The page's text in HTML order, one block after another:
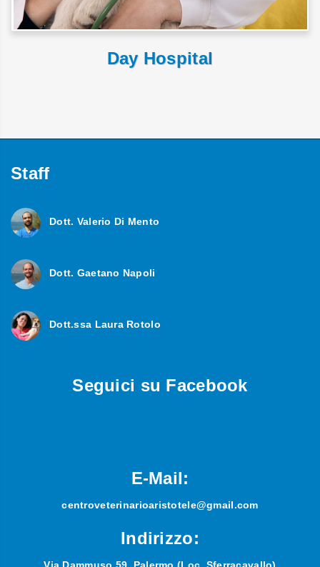
Day Hospital
Staff
Dott. Valerio Di Mento
Dott. Gaetano Napoli
Dott.ssa Laura Rotolo
Seguici su Facebook
E-Mail:
centroveterinarioaristotele@gmail.com
Indirizzo: